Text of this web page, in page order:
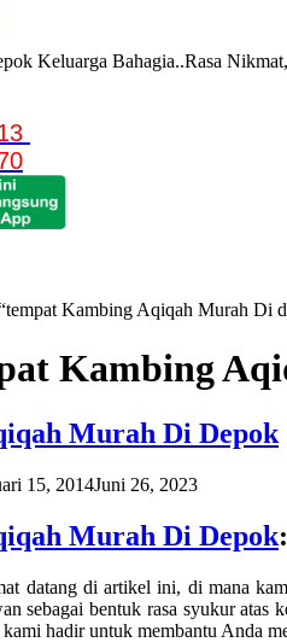
Keluarga Bahagia..Rasa
Kambing Aqiqah Murah Di
Kambing
Murah Di Depok
15, 2014Juni 26, 2023
Murah Di Depok
datang di artikel ini, di mana
sebagai bentuk rasa syukur atas
hadir untuk membantu Anda